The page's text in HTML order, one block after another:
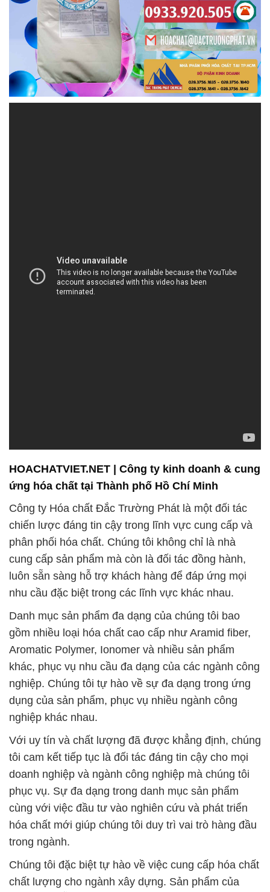
HOACHATVIET.NET | Công ty kinh doanh & cung
ứng hóa chất tại Thành phố Hồ Chí Minh
Công ty Hóa chất Đắc Trường Phát là một đối tác
chiến lược đáng tin cậy trong lĩnh vực cung cấp và
phân phối hóa chất. Chúng tôi không chỉ là nhà
cung cấp sản phẩm mà còn là đối tác đồng hành,
luôn sẵn sàng hỗ trợ khách hàng để đáp ứng mọi
nhu cầu đặc biệt trong các lĩnh vực khác nhau.
Danh mục sản phẩm đa dạng của chúng tôi bao
gồm nhiều loại hóa chất cao cấp như Aramid fiber,
Aromatic Polymer, Ionomer và nhiều sản phẩm
khác, phục vụ nhu cầu đa dạng của các ngành công
nghiệp. Chúng tôi tự hào về sự đa dạng trong ứng
dụng của sản phẩm, phục vụ nhiều ngành công
nghiệp khác nhau.
Với uy tín và chất lượng đã được khẳng định, chúng
tôi cam kết tiếp tục là đối tác đáng tin cậy cho mọi
doanh nghiệp và ngành công nghiệp mà chúng tôi
phục vụ. Sự đa dạng trong danh mục sản phẩm
cùng với việc đầu tư vào nghiên cứu và phát triển
hóa chất mới giúp chúng tôi duy trì vai trò hàng đầu
trong ngành.
Chúng tôi đặc biệt tự hào về việc cung cấp hóa chất
chất lượng cho ngành xây dựng. Sản phẩm của